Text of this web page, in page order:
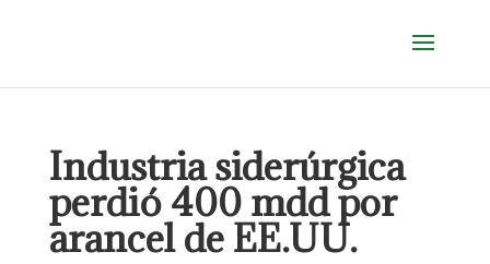
Industria siderúrgica
perdió 400 mdd por
arancel de EE.UU.